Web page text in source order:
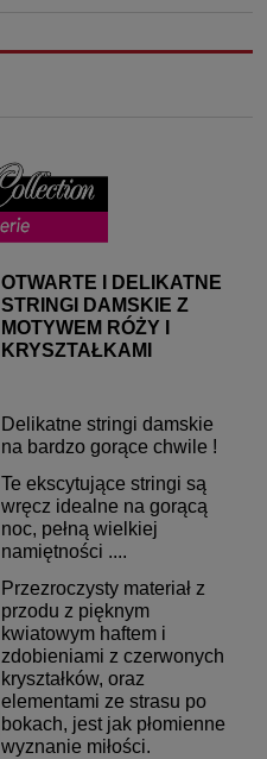
OTWARTE I DELIKATNE
STRINGI DAMSKIE Z
MOTYWEM RÓŻY I
KRYSZTAŁKAMI
Delikatne stringi damskie
na bardzo gorące chwile !
Te ekscytujące stringi są
wręcz idealne na gorącą
noc, pełną wielkiej
namiętności ....
Przezroczysty materiał z
przodu z pięknym
kwiatowym haftem i
zdobieniami z czerwonych
kryształków, oraz
elementami ze strasu po
bokach, jest jak płomienne
wyznanie miłości.